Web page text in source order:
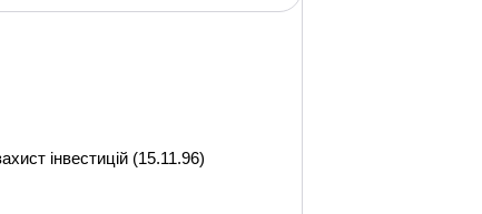
інвестицій (15.11.96)